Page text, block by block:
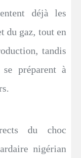
déjà les
du gaz, tout en
tandis
se préparent à
du choc
nigérian